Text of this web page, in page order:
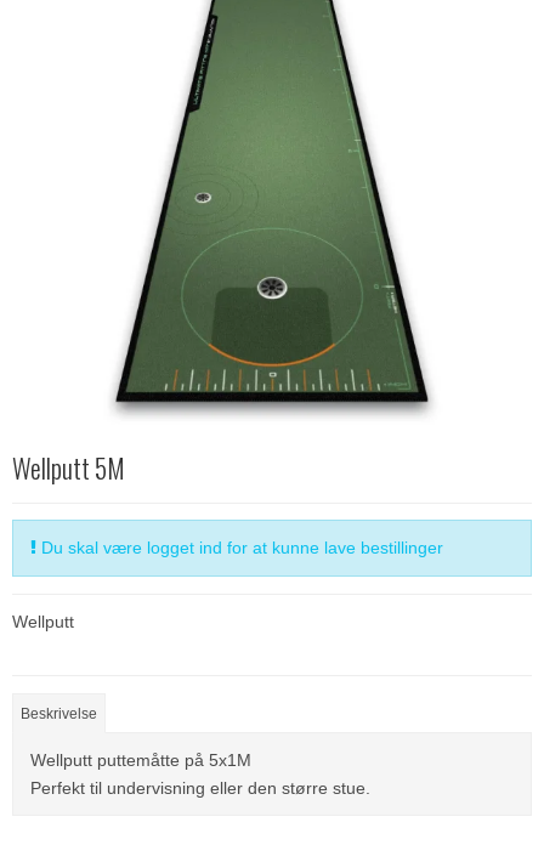
Wellputt 5M
Du skal være logget ind for at kunne lave bestillinger
Wellputt
Beskrivelse
Wellputt puttemåtte på 5x1M
Perfekt til undervisning eller den større stue.